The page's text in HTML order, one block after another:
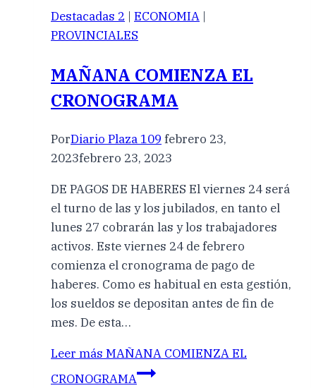
Destacadas 2 | ECONOMIA |
PROVINCIALES
MAÑANA COMIENZA EL
CRONOGRAMA
PorDiario Plaza 109 febrero 23,
2023febrero 23, 2023
DE PAGOS DE HABERES El viernes 24 será
el turno de las y los jubilados, en tanto el
lunes 27 cobrarán las y los trabajadores
activos. Este viernes 24 de febrero
comienza el cronograma de pago de
haberes. Como es habitual en esta gestión,
los sueldos se depositan antes de fin de
mes. De esta…
Leer más MAÑANA COMIENZA EL
CRONOGRAMA